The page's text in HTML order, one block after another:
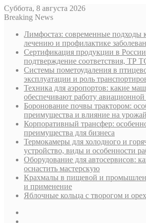
Суббота, 8 августа 2026
Breaking News
Лимфостаз: современные подходы
лечению и профилактике
Сертификация продукции в
подтверждение соответствия, ТР
Системы пометоудаления в
эксплуатации и роль
Техника для аэропортов: какие
обеспечивают работу
Боронование почвы трактором:
преимущества и влияние на
Корпоративный трансфер:
преимущества для бизнеса
Термокамеры для холодного и
устройство, виды и особенности
Оборудование для автосервисов:
оснастить мастерскую
Крахмалы в пищевой и
и применение
Яблочные кольца с творогом и